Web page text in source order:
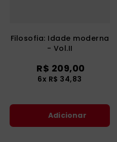
Filosofia: Idade moderna
- Vol.II
R$ 209,00
6x R$ 34,83
Adicionar